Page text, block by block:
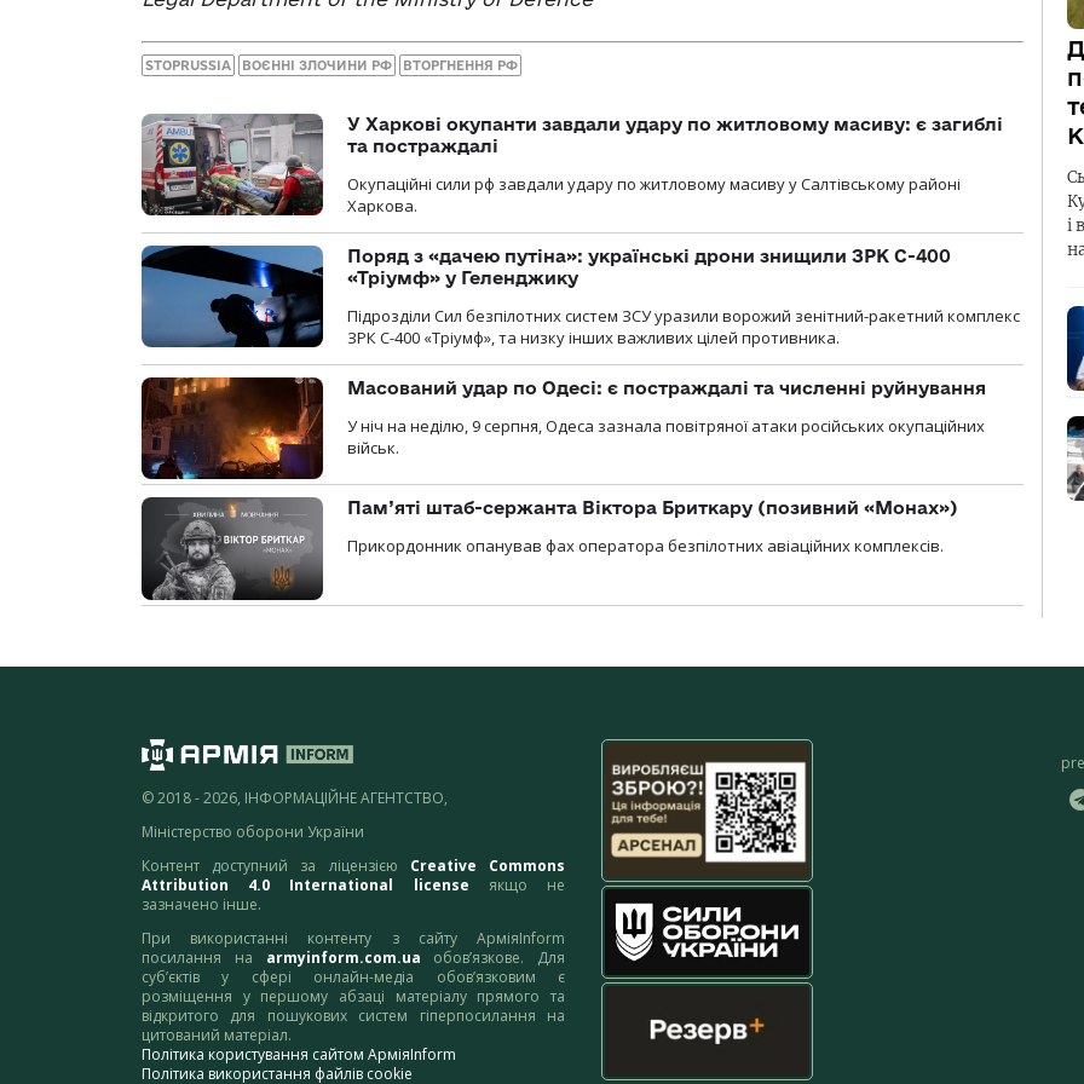
STOPRUSSIA ВОЄННІ ЗЛОЧИНИ РФ ВТОРГНЕННЯ РФ
У Харкові окупанти завдали удару по житловому масиву: є загиблі
та постраждалі
Окупаційні сили рф завдали удару по житловому масиву у Салтівському районі
Харкова.
Поряд з «дачею путіна»: українські дрони знищили ЗРК С-400
«Тріумф» у Геленджику
Підрозділи Сил безпілотних систем ЗСУ уразили ворожий зенітний-ракетний комплекс
ЗРК С-400 «Тріумф», та низку інших важливих цілей противника.
Масований удар по Одесі: є постраждалі та численні руйнування
У ніч на неділю, 9 серпня, Одеса зазнала повітряної атаки російських окупаційних
військ.
Пам’яті штаб-сержанта Віктора Бриткару (позивний «Монах»)
Прикордонник опанував фах оператора безпілотних авіаційних комплексів.
і
© 2018 - 2026, ІНФОРМАЦІЙНЕ АГЕНТСТВО,
Міністерство оборони України
Контент доступний за ліцензією Creative Commons
Attribution 4.0 International license якщо не
зазначено інше.
При використанні контенту з сайту АрміяInform
посилання на armyinform.com.ua обов’язкове. Для
суб’єктів у сфері онлайн-медіа обов’язковим є
розміщення у першому абзаці матеріалу прямого та
відкритого для пошукових систем гіперпосилання на
цитований матеріал.
Політика користування сайтом АрміяInform
Політика використання файлів cookie